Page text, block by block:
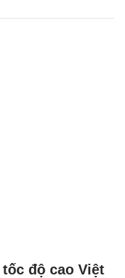
độ cao Việt